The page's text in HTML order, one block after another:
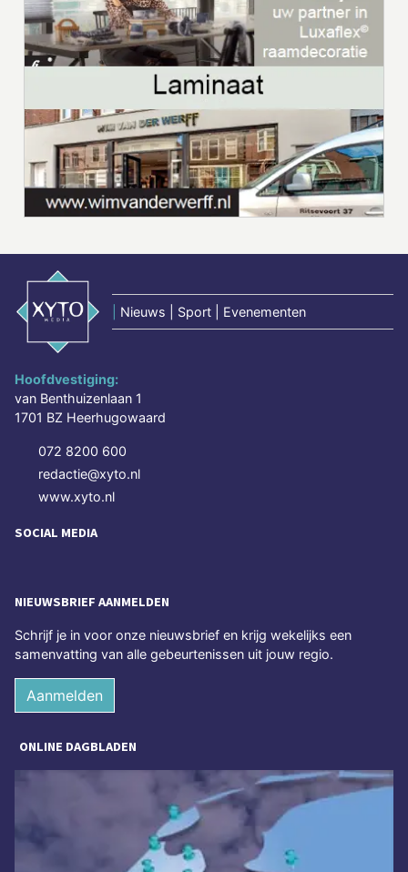
Nieuws | Sport | Evenementen
Hoofdvestiging:
van Benthuizenlaan 1
1701 BZ Heerhugowaard
072 8200 600
redactie@xyto.nl
www.xyto.nl
SOCIAL MEDIA
NIEUWSBRIEF AANMELDEN
Schrijf je in voor onze nieuwsbrief en krijg wekelijks een
samenvatting van alle gebeurtenissen uit jouw regio.
Aanmelden
ONLINE DAGBLADEN